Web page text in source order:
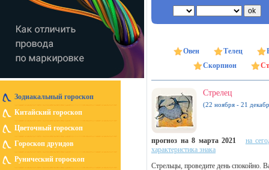
Зодиакальный гороскоп
Китайский гороскоп
Цветочный гороскоп
Гороскоп друидов
Рунический гороскоп
Овен Телец
Скорпион
Стрелец
(22 ноября - 21
прогноз на 8 марта 2021
на
характеристика знака
Стрельцы, проведите день спокойно.